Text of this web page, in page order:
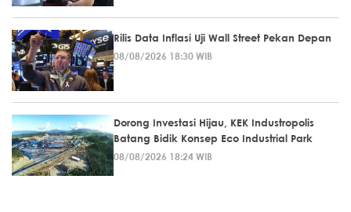
Rilis Data Inflasi Uji Wall Street Pekan Depan
08/08/2026 18:30 WIB
Dorong Investasi Hijau, KEK Industropolis
Batang Bidik Konsep Eco Industrial Park
08/08/2026 18:24 WIB